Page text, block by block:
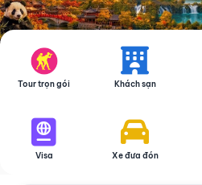
Tour trọn gói Khách sạn
Visa Xe đưa đón